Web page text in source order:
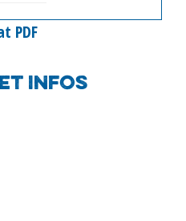
PDF
infos